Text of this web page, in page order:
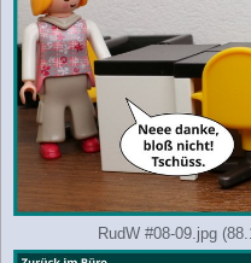
RudW #08-09.jpg